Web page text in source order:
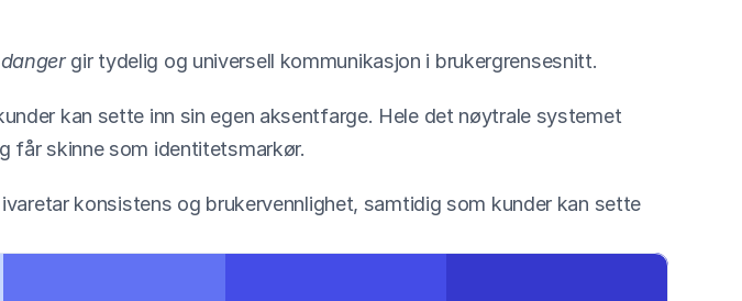
danger gir tydelig og universell kommunikasjon i brukergrensesnitt.
kan sette inn sin egen aksentfarge. Hele det nøytrale systemet
får skinne som identitetsmarkør.
konsistens og brukervennlighet, samtidig som kunder kan sette